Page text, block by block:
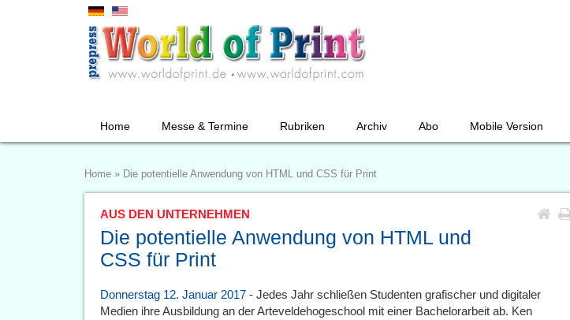
Home Messe & Termine Rubriken Archiv Abo Mobile Version
Home » Die potentielle Anwendung von HTML und CSS für Print
AUS DEN UNTERNEHMEN
Die potentielle Anwendung von HTML und
CSS für Print
Donnerstag 12. Januar 2017 - Jedes Jahr schließen Studenten grafischer und digitaler
Medien ihre Ausbildung an der Arteveldehogeschool mit einer Bachelorarbeit ab. Ken